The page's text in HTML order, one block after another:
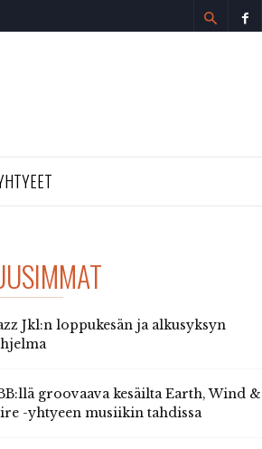
Jkl:n loppukesän ja alkusyksyn
groovaava kesäilta Earth, Wind &
-yhtyeen musiikin tahdissa